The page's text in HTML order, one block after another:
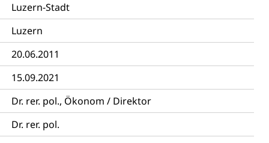
Luzern-Stadt
Luzern
20.06.2011
15.09.2021
Dr. rer. pol., Ökonom / Direktor
Dr. rer. pol.